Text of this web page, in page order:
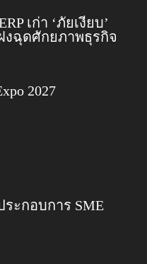
เก่า ‘ภัยเงียบ’
งฉุดศักยภาพธุรกิจ
2027
ะกอบการ SME